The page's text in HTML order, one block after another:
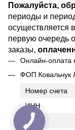
Пожалуйста,
периоды и
осуществляется
первую очередь
заказы,
Онлайн-оплата
ФОП Ковальчук
Номер счета
ИНН
Банк